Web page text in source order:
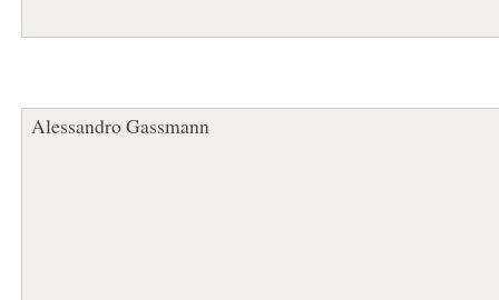
Alessandro Gassmann